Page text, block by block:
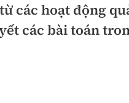
thủy
các hoạt động
các bài toán